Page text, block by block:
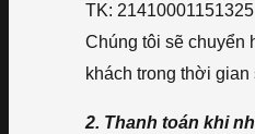
TK: 21410001151325
Chúng tôi sẽ chuyển
khách trong thời gian
2. Thanh toán khi